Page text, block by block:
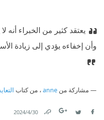
يعتقد كثير من الخبراء أنه
وأن إخفاءه يؤدي إلى زيادة
مشاركة من anne ، من كتاب
30‏/4‏/2024